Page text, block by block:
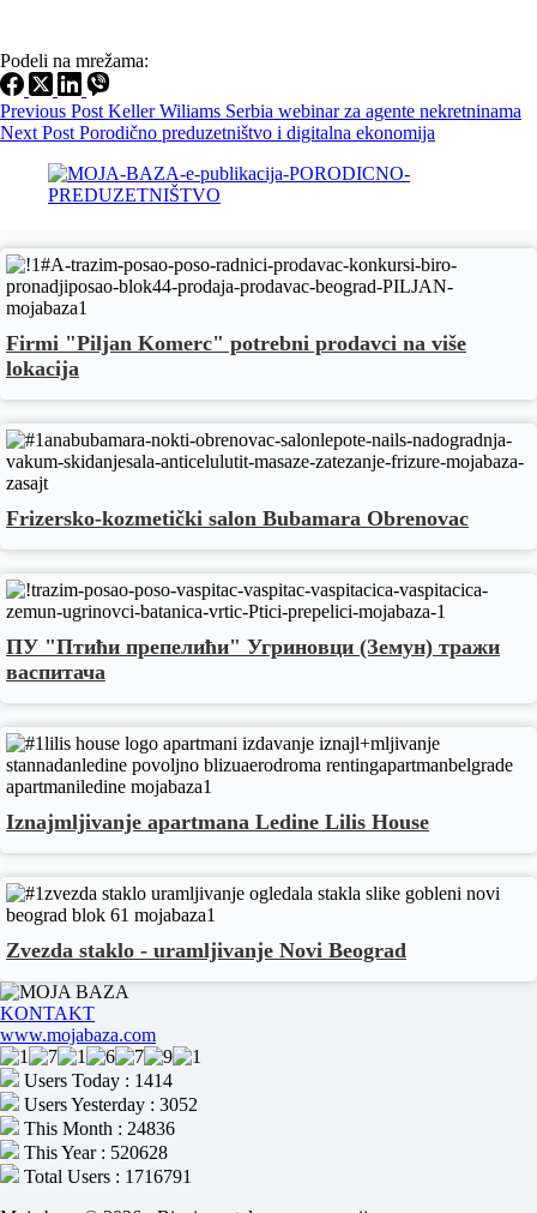
Podeli na mrežama:
Previous Post Keller Wiliams Serbia webinar za agente nekretninama
Next Post Porodično preduzetništvo i digitalna ekonomija
Firmi "Piljan Komerc" potrebni prodavci na više
lokacija
Frizersko-kozmetički salon Bubamara Obrenovac
ПУ "Птићи препелићи" Угриновци (Земун) тражи
васпитача
Iznajmljivanje apartmana Ledine Lilis House
Zvezda staklo - uramljivanje Novi Beograd
KONTAKT
www.mojabaza.com
Users Today : 1414
Users Yesterday : 3052
This Month : 24836
This Year : 520628
Total Users : 1716791